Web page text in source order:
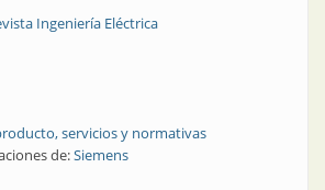
Ingeniería Eléctrica
servicios y normativas
de:Siemens